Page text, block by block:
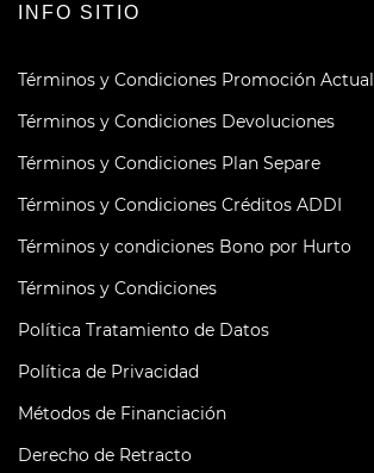
INFO SITIO
Términos y Condiciones Promoción Actual
Términos y Condiciones Devoluciones
Términos y Condiciones Plan Separe
Términos y Condiciones Créditos ADDI
Términos y condiciones Bono por Hurto
Términos y Condiciones
Política Tratamiento de Datos
Política de Privacidad
Métodos de Financiación
Derecho de Retracto